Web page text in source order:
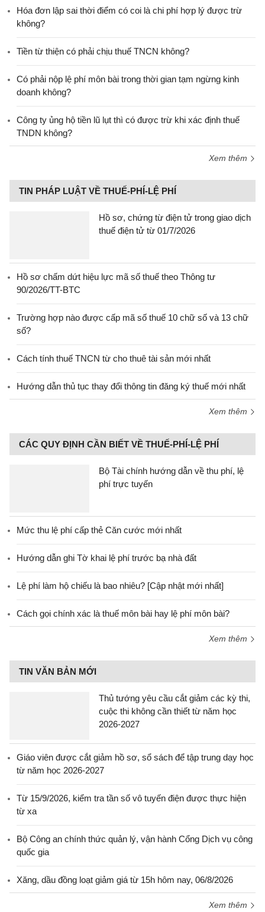
Hóa đơn lập sai thời điểm có coi là chi phí hợp lý được trừ
không?
Tiền từ thiện có phải chịu thuế TNCN không?
Có phải nộp lệ phí môn bài trong thời gian tạm ngừng kinh
doanh không?
Công ty ủng hộ tiền lũ lụt thì có được trừ khi xác định thuế
TNDN không?
Xem thêm
TIN PHÁP LUẬT VỀ THUẾ-PHÍ-LỆ PHÍ
Hồ sơ, chứng từ điện tử trong giao dịch
thuế điện tử từ 01/7/2026
Hồ sơ chấm dứt hiệu lực mã số thuế theo Thông tư
90/2026/TT-BTC
Trường hợp nào được cấp mã số thuế 10 chữ số và 13 chữ
số?
Cách tính thuế TNCN từ cho thuê tài sản mới nhất
Hướng dẫn thủ tục thay đổi thông tin đăng ký thuế mới nhất
Xem thêm
CÁC QUY ĐỊNH CẦN BIẾT VỀ THUẾ-PHÍ-LỆ PHÍ
Bộ Tài chính hướng dẫn về thu phí, lệ
phí trực tuyến
Mức thu lệ phí cấp thẻ Căn cước mới nhất
Hướng dẫn ghi Tờ khai lệ phí trước bạ nhà đất
Lệ phí làm hộ chiếu là bao nhiêu? [Cập nhật mới nhất]
Cách gọi chính xác là thuế môn bài hay lệ phí môn bài?
Xem thêm
TIN VĂN BẢN MỚI
Thủ tướng yêu cầu cắt giảm các kỳ thi,
cuộc thi không cần thiết từ năm học
2026-2027
Giáo viên được cắt giảm hồ sơ, sổ sách để tập trung dạy học
từ năm học 2026-2027
Từ 15/9/2026, kiểm tra tần số vô tuyến điện được thực hiện
từ xa
Bộ Công an chính thức quản lý, vận hành Cổng Dịch vụ công
quốc gia
Xăng, dầu đồng loạt giảm giá từ 15h hôm nay, 06/8/2026
Xem thêm